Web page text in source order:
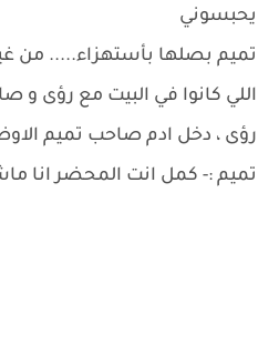
يحبسوني
تميم بصلها بأستهزاء..... من
اللي كانوا في البيت مع رؤى و
رؤى ، دخل ادم صاحب تميم
تميم :- كمل انت المحضر انا